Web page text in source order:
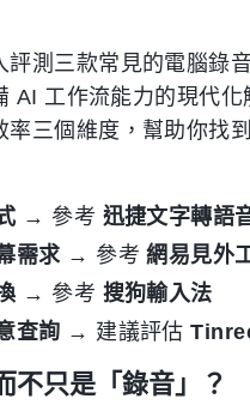
測三款常見的電腦錄
AI 工作流能力的現代
三個維度，幫助你找
→ 參考 迅捷文字轉語
需求→ 參考網易見外
→ 參考 搜狗輸入法
查詢 → 建議評估
不只是「錄音」？